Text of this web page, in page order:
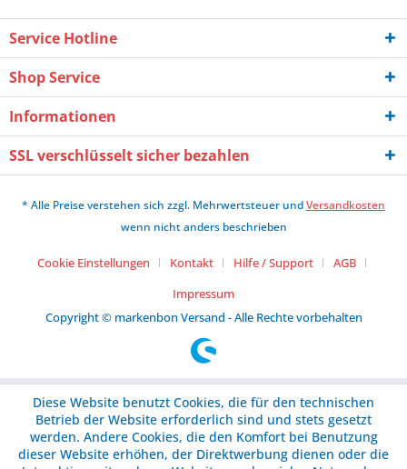
Service Hotline
Shop Service
Informationen
SSL verschlüsselt sicher bezahlen
* Alle Preise verstehen sich zzgl. Mehrwertsteuer undVersandkosten
wenn nicht anders beschrieben
Cookie Einstellungen Kontakt Hilfe / Support
AGB
Impressum
Copyright © markenbon Versand - Alle Rechte vorbehalten
Diese Website benutzt Cookies, die für den technischen
Betrieb der Website erforderlich sind und stets gesetzt
werden. Andere Cookies, die den Komfort bei Benutzung
dieser Website erhöhen, der Direktwerbung dienen oder die